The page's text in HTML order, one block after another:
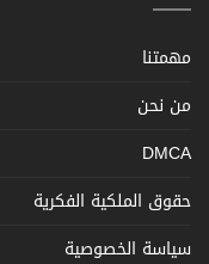
مهمتنا
من نحن
DMCA
حقوق الملكية الفكرية
سياسة الخصوصية